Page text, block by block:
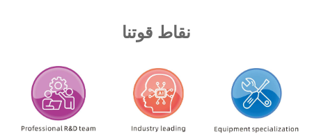
نقاط قوتنا